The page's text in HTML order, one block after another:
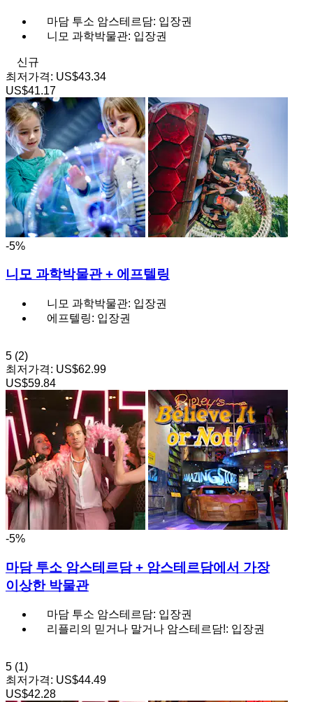
마담 투소 암스테르담: 입장권
니모 과학박물관: 입장권
신규
최저가격: US$43.34
US$41.17
-5%
니모 과학박물관 + 에프텔링
니모 과학박물관: 입장권
에프텔링: 입장권
5 (2)
최저가격: US$62.99
US$59.84
-5%
마담 투소 암스테르담 + 암스테르담에서 가장
이상한 박물관
마담 투소 암스테르담: 입장권
리플리의 믿거나 말거나 암스테르담!: 입장권
5 (1)
최저가격: US$44.49
US$42.28